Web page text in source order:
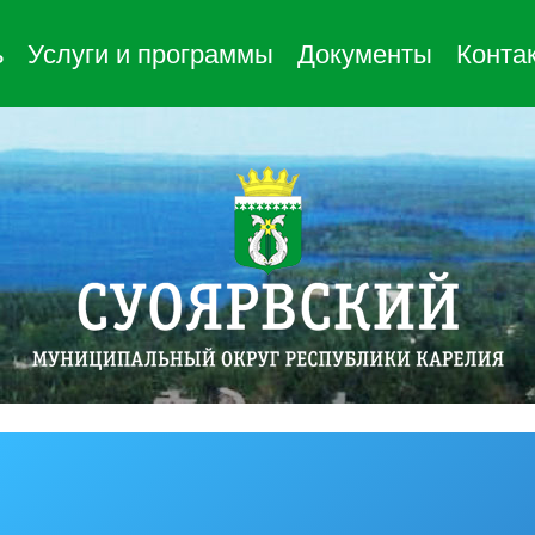
Услуги и программы Документы